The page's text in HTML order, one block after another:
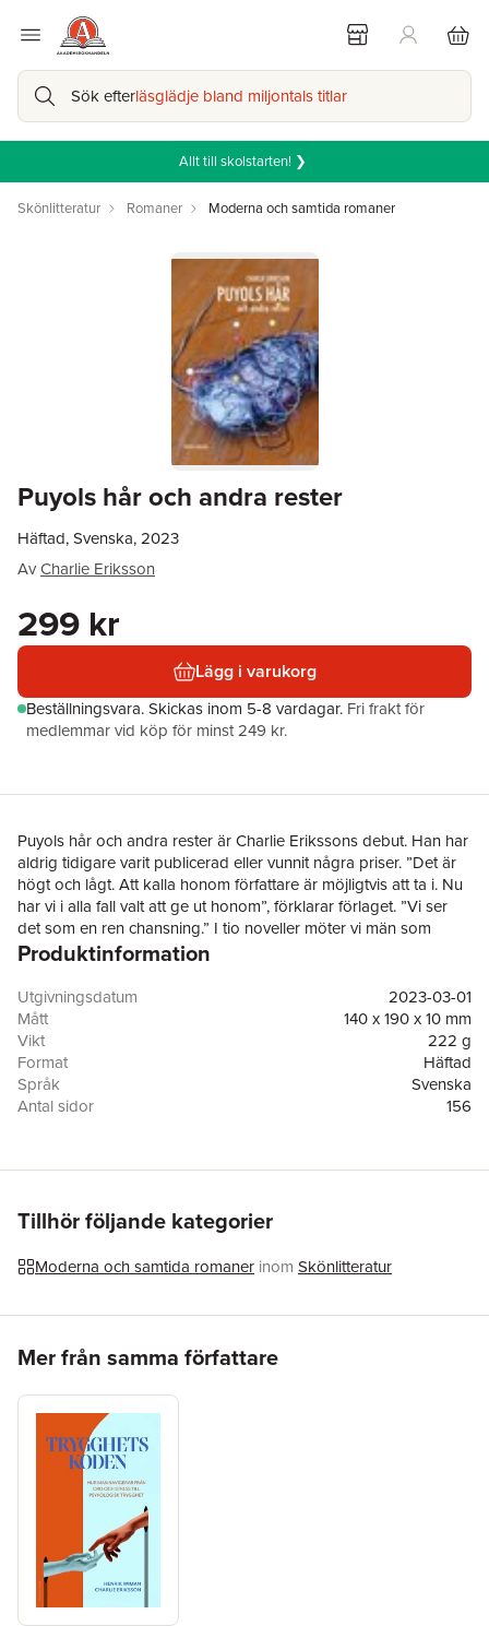
Sök efterläsglädje bland miljontals titlar
Allt till skolstarten! ❯
Skönlitteratur Romaner Moderna och samtida romaner
Puyols hår och andra rester
Häftad, Svenska, 2023
AvCharlie Eriksson
299 kr
Lägg i varukorg
Beställningsvara.Skickas inom 5-8 vardagar. Fri frakt för
medlemmar vid köp för minst 249 kr.
Puyols hår och andra rester är Charlie Erikssons debut. Han har
aldrig tidigare varit publicerad eller vunnit några priser. ”Det är
högt och lågt. Att kalla honom författare är möjligtvis att ta i. Nu
har vi i alla fall valt att ge ut honom”, förklarar förlaget. ”Vi ser
det som en ren chansning.” I tio noveller möter vi män som
längtar hem, bort, efter lite kärlek eller bara en gnutta
potential. Charlie Eriksson, född efter Kubakrisen, växte upp i
gränstrakterna av Östergötland och Småland. Efter en
avstickare till Stockholm bor och verkar han numera i sin
barndomsby.
Produktinformation
Utgivningsdatum
2023-03-01
Mått
140 x 190 x 10 mm
Vikt
222 g
Format
Häftad
Språk
Svenska
Antal sidor
156
Tillhör följande kategorier
Moderna och samtida romaner inom Skönlitteratur
Mer från samma författare